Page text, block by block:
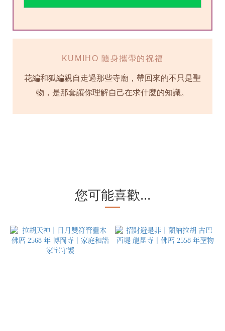
KUMIHO 隨身攜帶的祝福
花編和狐編親自走過那些寺廟，帶回來的不只是聖
物，是那套讓你理解自己在求什麼的知識。
您可能喜歡...